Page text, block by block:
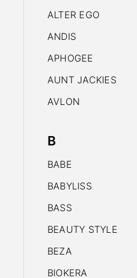
ALTER EGO
ANDIS
APHOGEE
AUNT JACKIES
AVLON
B
BABE
BABYLISS
BASS
BEAUTY STYLE
BEZA
BIOKERA